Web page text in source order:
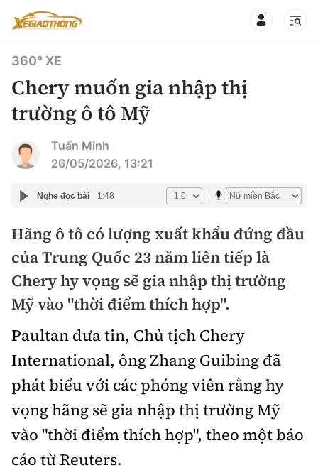
360° xe
Chính sách
Hạ tầng phương tiện
Góc nhìn
Tâm điểm
Xe du lịch
Xe chuyên dụng
Xe máy
Đánh giá xe
Đánh giá xe mới
So sánh
Xếp hạng xe
Lái mới
Tư vấn sử dụng
Chọn xe
Lái xe an toàn
Bảo hiểm xe
Sản phẩm bảo hiểm
Bồi thường bảo hiểm
Xe xanh
Video
Review xe
Ảnh
360° XE
Chery muốn gia nhập thị
trường ô tô Mỹ
Tuấn Minh
26/05/2026, 13:21
Nghe đọc bài 1:48
Hãng ô tô có lượng xuất khẩu đứng đầu
của Trung Quốc 23 năm liên tiếp là
Chery hy vọng sẽ gia nhập thị trường
Mỹ vào "thời điểm thích hợp".
Paultan đưa tin, Chủ tịch Chery
International, ông Zhang Guibing đã
phát biểu với các phóng viên rằng hy
vọng hãng sẽ gia nhập thị trường Mỹ
vào "thời điểm thích hợp", theo một báo
cáo từ Reuters.